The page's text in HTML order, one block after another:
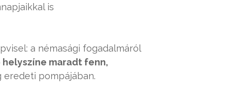
is
a némasági fogadalmáról
maradt fenn,
pompájában.